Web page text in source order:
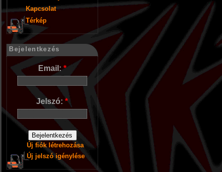
Kapcsolat
Térkép
Bejelentkezés
Email:*
Jelszó:*
Új fiók létrehozása
Új jelszó igénylése